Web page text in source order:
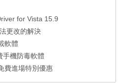
for Vista 15.9
更改的解決
軟體
手機防毒軟體
費進場特別優惠